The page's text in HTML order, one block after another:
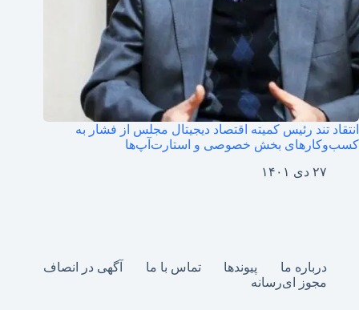
انتقاد تند رئیس کمیته اقتصاد دیجیتال مجلس از فشار به
کسب‌وکارهای بخش خصوصی و استارت‌آپ‌ها
۲۷ دی ۱۴۰۱
درباره ما پیوندها تماس با ما
آگهی در انصاف
مجوز ای‌رسانه